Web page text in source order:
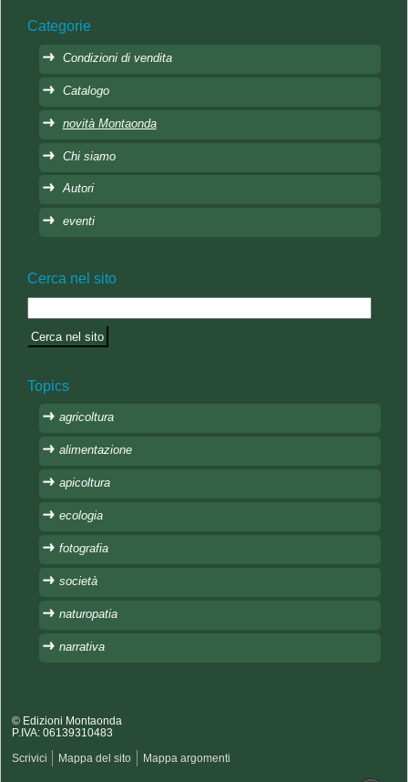
Categorie
Condizioni di vendita
Catalogo
novità Montaonda
Chi siamo
Autori
eventi
Cerca nel sito
Topics
agricoltura
alimentazione
apicoltura
ecologia
fotografia
società
naturopatia
narrativa
© Edizioni Montaonda
P.IVA: 06139310483
Scrivici Mappa del sito Mappa argomenti